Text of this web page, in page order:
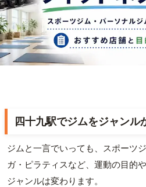
四十九駅でジムをジャンル
ジムと一言でいっても、スポーツ
ガ・ピラティスなど、運動の目的
ジャンルは変わります。